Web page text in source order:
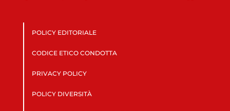
POLICY EDITORIALE
CODICE ETICO CONDOTTA
PRIVACY POLICY
POLICY DIVERSITÀ